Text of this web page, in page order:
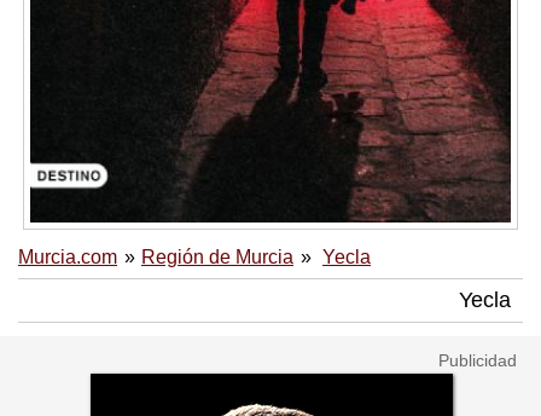
Murcia.com Región de Murcia Yecla
Yecla